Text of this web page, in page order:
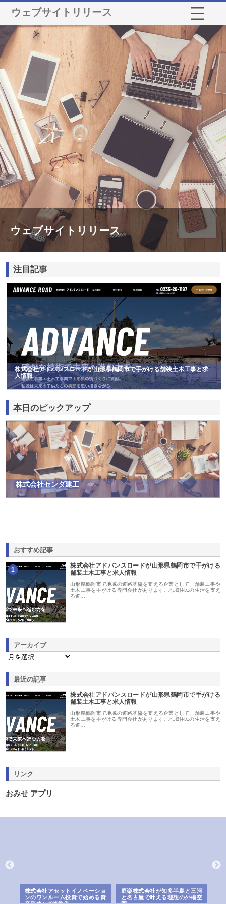
ウェブサイトリリース
ウェブサイトリリース
注目記事
株式会社アドバンスロードが山形県鶴岡市で手がける舗装土木工事と求
人情報
本日のピックアップ
株式会社センダ建工
おすすめ記事
1
株式会社アドバンスロードが山形県鶴岡市で手がける
舗装土木工事と求人情報
山形県鶴岡市で地域の道路基盤を支える企業として、舗装工事や
土木工事を手がける専門会社があります。地域住民の生活を支え
る道…
アーカイブ
最近の記事
株式会社アドバンスロードが山形県鶴岡市で手がける
舗装土木工事と求人情報
山形県鶴岡市で地域の道路基盤を支える企業として、舗装工事や
土木工事を手がける専門会社があります。地域住民の生活を支え
る道…
リンク
おみせ アプリ
株式会社アセットイノベーショ
ンのワンルーム投資で始める資
庭楽株式会社が知多半島と三河
と名古屋で叶える理想の外構空